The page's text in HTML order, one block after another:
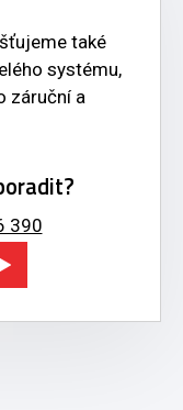
také
systému,
záruční a
390